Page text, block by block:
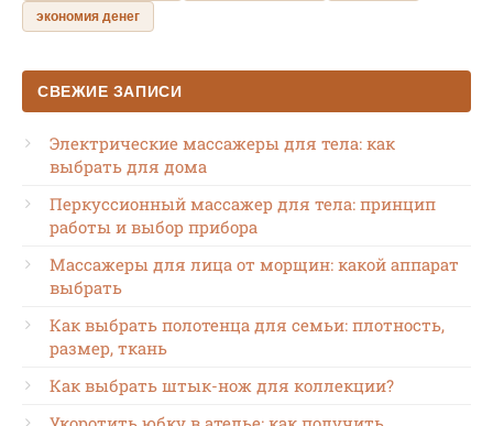
экономия денег
СВЕЖИЕ ЗАПИСИ
Электрические массажеры для тела: как
выбрать для дома
Перкуссионный массажер для тела: принцип
работы и выбор прибора
Массажеры для лица от морщин: какой аппарат
выбрать
Как выбрать полотенца для семьи: плотность,
размер, ткань
Как выбрать штык-нож для коллекции?